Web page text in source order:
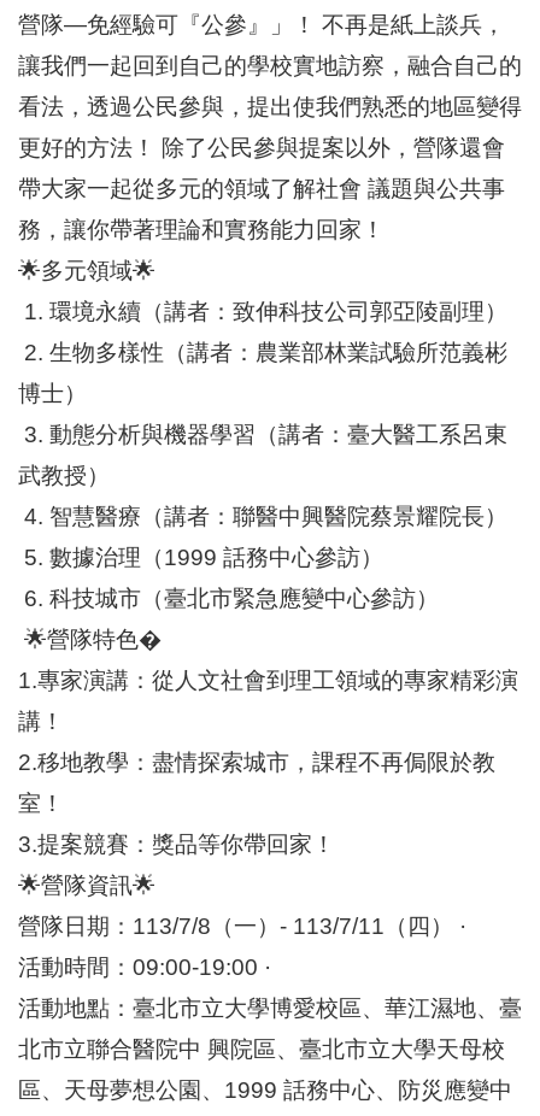
文
化
局
化
資
產
北
市
區
里
說
臺
北
鄰
長
冊
營隊—免經驗可『公參』」！ 不再是紙上談兵，
讓我們一起回到自己的學校實地訪察，融合自己的
看法，透過公民參與，提出使我們熟悉的地區變得
更好的方法！ 除了公民參與提案以外，營隊還會
帶大家一起從多元的領域了解社會 議題與公共事
務，讓你帶著理論和實務能力回家！
🌟多元領域🌟
1. 環境永續（講者：致伸科技公司郭亞陵副理）
2. 生物多樣性（講者：農業部林業試驗所范義彬
博士）
3. 動態分析與機器學習（講者：臺大醫工系呂東
武教授）
4. 智慧醫療（講者：聯醫中興醫院蔡景耀院長）
5. 數據治理（1999 話務中心參訪）
6. 科技城市（臺北市緊急應變中心參訪）
🌟營隊特色�
1.專家演講：從人文社會到理工領域的專家精彩演
講！
2.移地教學：盡情探索城市，課程不再侷限於教
室！
3.提案競賽：獎品等你帶回家！
🌟營隊資訊🌟
營隊日期：113/7/8（一）- 113/7/11（四） ·
活動時間：09:00-19:00 ·
活動地點：臺北市立大學博愛校區、華江濕地、臺
北市立聯合醫院中 興院區、臺北市立大學天母校
區、天母夢想公園、1999 話務中心、防災應變中